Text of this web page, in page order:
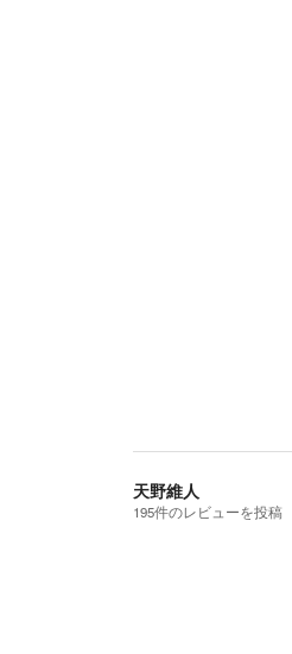
天野維人
195件のレビューを投稿